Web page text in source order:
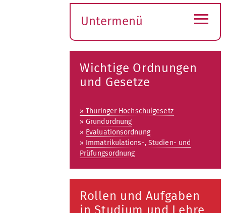
Untermenü
öffnen
≡
Wichtige Ordnungen
und Gesetze
» Thüringer Hochschulgesetz
» Grundordnung
» Evaluationsordnung
» Immatrikulations-, Studien- und
Prüfungsordnung
Rollen und Aufgaben
in Studium und Lehre